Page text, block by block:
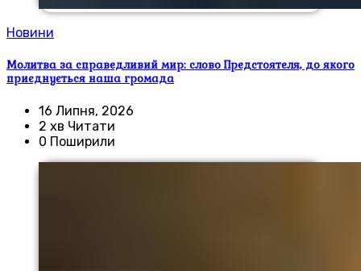
Новини
Молитва за справедливий мир: слово Предстоятеля, до якого
приєднується наша громада
16 Липня, 2026
2 хв Читати
0 Поширили